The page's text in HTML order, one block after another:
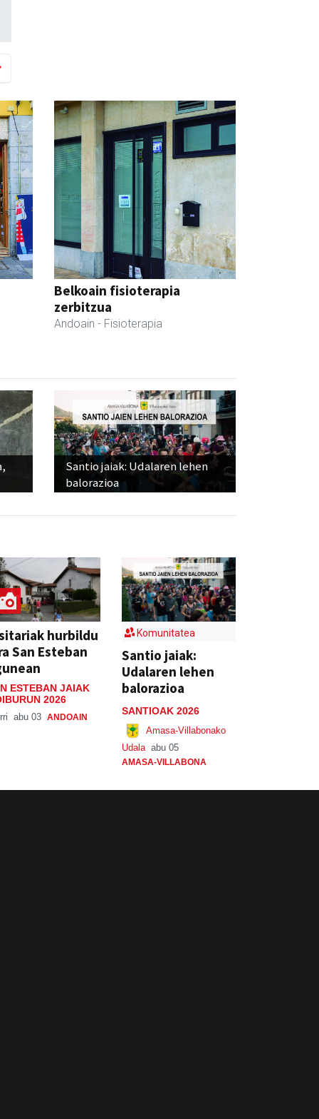
Belkoain fisioterapia
zerbitzua
Andoain - Fisioterapia
Santio jaiak: Udalaren lehen
balorazioa
hurbildu
San Esteban
ESTEBAN JAIAK
2026
abu 03 ANDOAIN
Komunitatea
Santio jaiak:
Udalaren lehen
balorazioa
SANTIOAK 2026
Amasa-Villabonako
Udala abu 05
AMASA-VILLABONA